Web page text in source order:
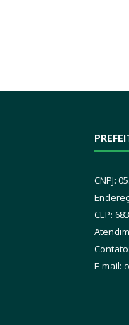
CNPJ:
CEP:
E-mail: